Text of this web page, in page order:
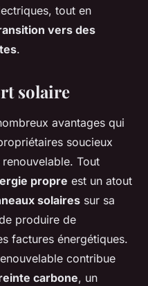
tout en
vers des
.
solaire
avantages qui
soucieux
Tout
propre est un atout
solaires sur sa
produire de
factures énergétiques.
contribue
carbone, un